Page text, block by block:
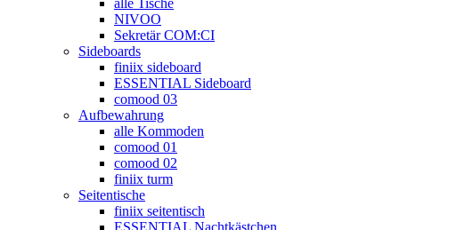
alle Tische
NIVOO
Sekretär COM:CI
Sideboards
finiix sideboard
ESSENTIAL Sideboard
comood 03
Aufbewahrung
alle Kommoden
comood 01
comood 02
finiix turm
Seitentische
finiix seitentisch
ESSENTIAL Nachtkästchen